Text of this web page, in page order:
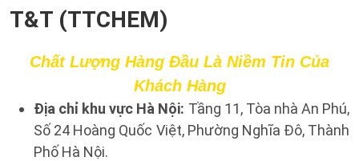
T&T (TTCHEM)
Chất Lượng Hàng Đầu Là Niềm Tin Của
Khách Hàng
Địa chỉ khu vực Hà Nội: Tầng 11, Tòa nhà An Phú,
Số 24 Hoàng Quốc Việt, Phường Nghĩa Đô, Thành
Phố Hà Nội.